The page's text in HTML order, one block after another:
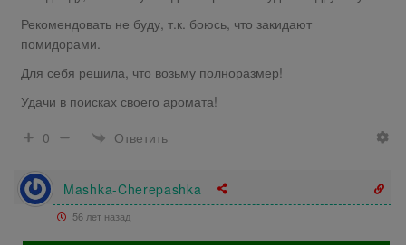
Рекомендовать не буду, т.к. боюсь, что закидают
помидорами.
Для себя решила, что возьму полноразмер!
Удачи в поисках своего аромата!
0
Ответить
Mashka-Cherepashka
56 лет назад